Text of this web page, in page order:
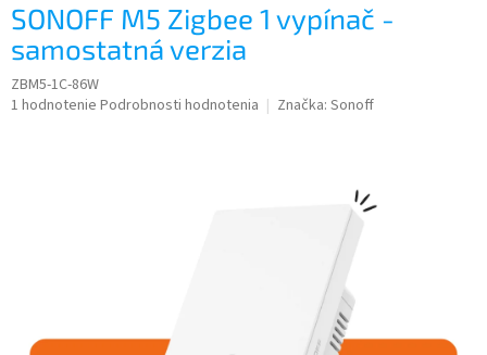
SONOFF M5 Zigbee 1 vypínač -
samostatná verzia
ZBM5-1C-86W
Priemerné
1 hodnotenie Podrobnosti hodnotenia Značka: Sonoff